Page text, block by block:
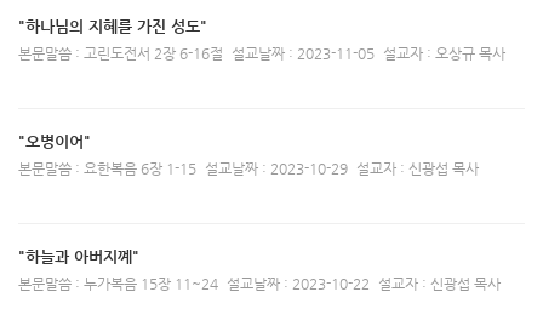
"하나님의 지혜를 가진 성도"
본문말씀 : 고린도전서 2장 6-16절 설교날짜 : 2023-11-05 설교자 : 오상규 목사
"오병이어"
본문말씀 : 요한복음 6장 1-15 설교날짜 : 2023-10-29 설교자 : 신광섭 목사
"하늘과 아버지꼐"
본문말씀 : 누가복음 15장 11~24 설교날짜 : 2023-10-22 설교자 : 신광섭 목사